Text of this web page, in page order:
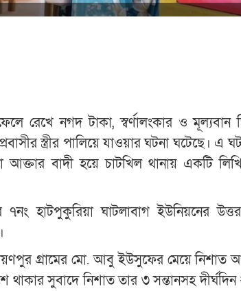
রেখে নগদ টাকা, স্বর্ণালংকার ও
স্ত্রীর পালিয়ে যাওয়ার ঘটনা ঘটেছে। এ
বাদী হয়ে চাটখিল থানায় একটি
হাটপুকুরিয়া ঘাটলাবাগ ইউনিয়নের
গ্রামের মো. আবু ইউসুফের মেয়ে নিশাত
থাকার সুবাদে নিশাত তার ৩ সন্তানসহ